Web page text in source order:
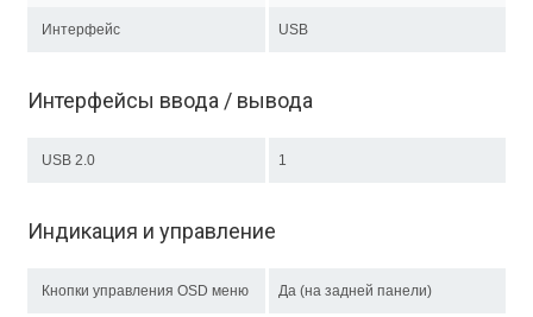
Интерфейс USB
Интерфейсы ввода / вывода
USB 2.0 1
Индикация и управление
Кнопки управления OSD меню Да (на задней панели)